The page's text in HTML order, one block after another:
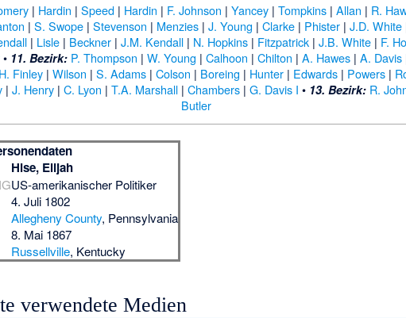
| Hardin |Speed | Hardin | F. Johnson |Yancey |Tompkins |Allan | R.
|S. Swope |Stevenson | Menzies |J. Young |Clarke | Phister |J.D. White
| Lisle | Beckner |J.M. Kendall | N. Hopkins | Fitzpatrick |J.B. White | F.
• 11. Bezirk: P. Thompson | W. Young | Calhoon | Chilton | A. Hawes| A. Davis
H. Finley| Wilson | S. Adams| Colson | Boreing | Hunter| Edwards| Powers|
| J. Henry| C. Lyon | T.A. Marshall| Chambers| G. Davis I • 13. Bezirk: R.
Butler
Hise, Elijah
US-amerikanischer Politiker
4. Juli 1802
Allegheny County, Pennsylvania
8. Mai 1867
Russellville, Kentucky
verwendete Medien